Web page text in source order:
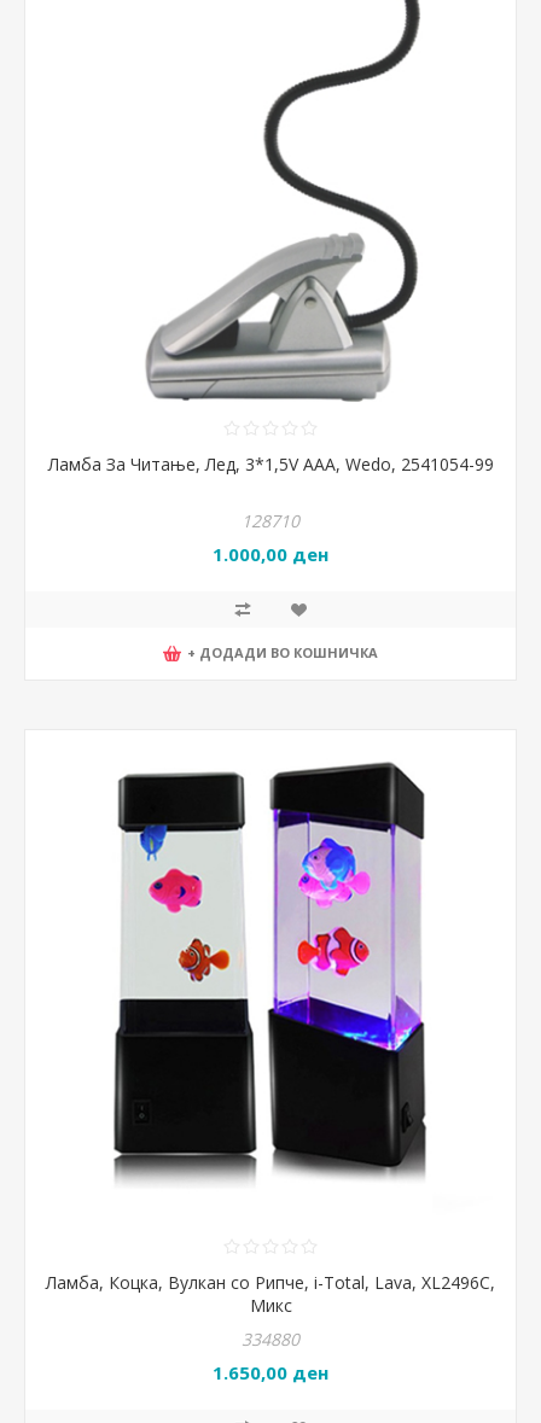
Ламба За Читање, Лед, 3*1,5V AAA, Wedo, 2541054-99
128710
1.000,00 ден
+ ДОДАДИ ВО КОШНИЧКА
Ламба, Коцка, Вулкан со Рипче, i-Total, Lava, XL2496C,
Микс
334880
1.650,00 ден